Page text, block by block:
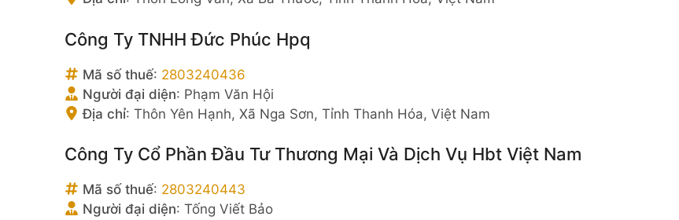
Công Ty TNHH Đức Phúc Hpq
Mã số thuế: 2803240436
Người đại diện: Phạm Văn Hội
Địa chỉ: Thôn Yên Hạnh, Xã Nga Sơn, Tỉnh Thanh Hóa, Việt Nam
Công Ty Cổ Phần Đầu Tư Thương Mại Và Dịch Vụ Hbt Việt Nam
Mã số thuế: 2803240443
Người đại diện: Tống Viết Bảo